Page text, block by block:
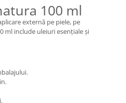
100 ml
externă pe piele, pe
ml include uleiuri esențiale și